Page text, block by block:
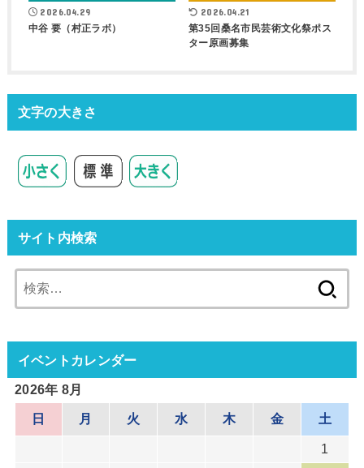
2026.04.29
中谷 要（村正ラボ）
2026.04.21
第35回桑名市民芸術文化祭ポス
ター原画募集
文字の大きさ
サイト内検索
索:
イベントカレンダー
2026年 8月
日 月 火 水 木 金 土
1